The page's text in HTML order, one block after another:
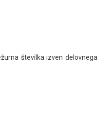
številka izven delovnega